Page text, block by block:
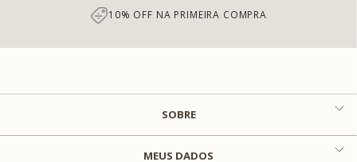
10% OFF NA PRIMEIRA COMPRA
SOBRE
MEUS DADOS